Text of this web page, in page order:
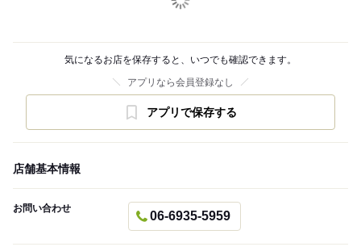
気になるお店を保存すると、いつでも確認できます。
アプリなら会員登録なし
アプリで保存する
店舗基本情報
お問い合わせ
06-6935-5959